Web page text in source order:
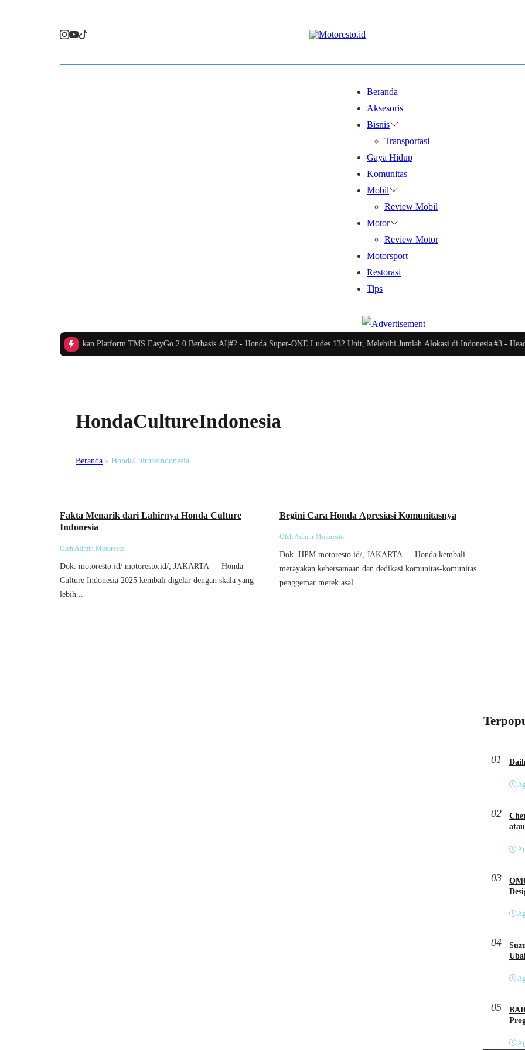
Beranda
Aksesoris
Bisnis
Transportasi
Gaya Hidup
Komunitas
Mobil
Review Mobil
Motor
Review Motor
Motorsport
Restorasi
Tips
Indonesia Luncurkan Platform TMS EasyGo 2.0 Berbasis AI| #2 -Honda Super-ONE Ludes 132 Unit, Melebihi Jumlah Alokasi di Indonesia|#3 -Head
HondaCultureIndonesia
Beranda »HondaCultureIndonesia
Fakta Menarik dari Lahirnya Honda Culture
Indonesia
Oleh Admin Motoresto
Dok. motoresto.id/ motoresto.id/, JAKARTA — Honda
Culture Indonesia 2025 kembali digelar dengan skala yang
lebih...
Begini Cara Honda Apresiasi Komunitasnya
Oleh Admin Motoresto
Dok. HPM motoresto.id/, JAKARTA — Honda kembali
merayakan kebersamaan dan dedikasi komunitas-komunitas
penggemar merek asal...
01
02
03
04
05